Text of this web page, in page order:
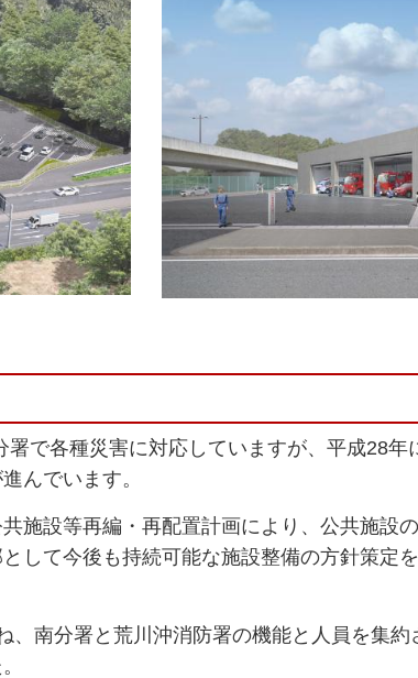
で各種災害に対応していますが、平成28年
んでいます。
施設等再編・再配置計画により、公共施設
して今後も持続可能な施設整備の方針策定
南分署と荒川沖消防署の機能と人員を集約